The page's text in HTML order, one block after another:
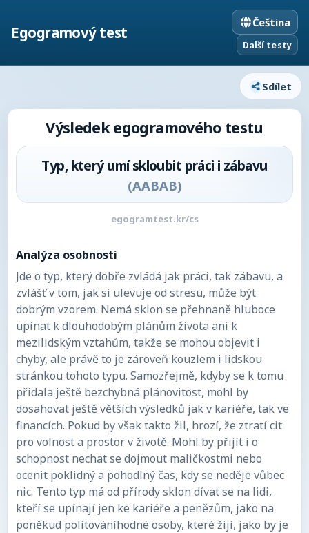
Egogramový test
Čeština
Další testy
Sdílet
Výsledek egogramového testu
Typ, který umí skloubit práci i zábavu
(AABAB)
egogramtest.kr/cs
Analýza osobnosti
Jde o typ, který dobře zvládá jak práci, tak zábavu, a
zvlášť v tom, jak si ulevuje od stresu, může být
dobrým vzorem. Nemá sklon se přehnaně hluboce
upínat k dlouhodobým plánům života ani k
mezilidským vztahům, takže se mohou objevit i
chyby, ale právě to je zároveň kouzlem i lidskou
stránkou tohoto typu. Samozřejmě, kdyby se k tomu
přidala ještě bezchybná plánovitost, mohl by
dosahovat ještě větších výsledků jak v kariéře, tak ve
financích. Pokud by však takto žil, hrozí, že ztratí cit
pro volnost a prostor v životě. Mohl by přijít i o
schopnost nechat se dojmout maličkostmi nebo
ocenit poklidný a pohodlný čas, kdy se neděje vůbec
nic. Tento typ má od přírody sklon dívat se na lidi,
kteří se upínají jen ke kariéře a penězům, jako na
poněkud politováníhodné osoby, které žijí, jako by je